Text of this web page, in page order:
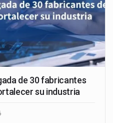
de 30 fabricantes
su industria